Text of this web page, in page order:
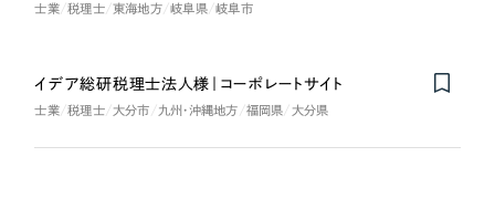
士業 税理士 東海地方 岐阜県 岐阜市
イデア総研税理士法人様｜コーポレートサイト
士業 税理士 大分市 九州・沖縄地方 福岡県 大分県